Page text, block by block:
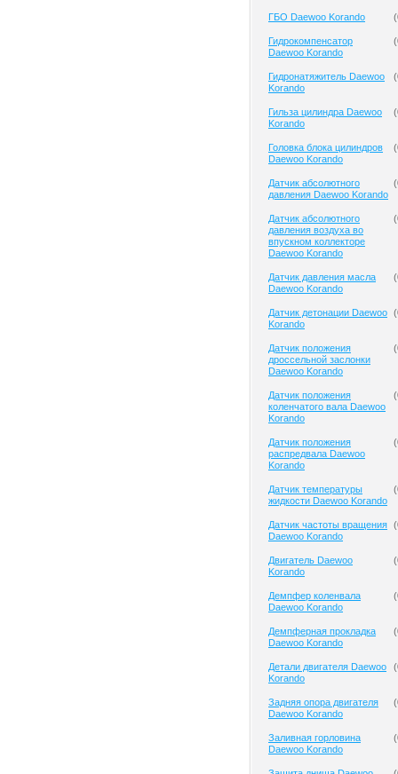
ГБО Daewoo Korando (
Гидрокомпенсатор
Daewoo Korando
(
Гидронатяжитель Daewoo
Korando
(
Гильза цилиндра Daewoo
Korando
(
Головка блока цилиндров
Daewoo Korando
(
Датчик абсолютного
давления Daewoo Korando
(
Датчик абсолютного
давления воздуха во
впускном коллекторе
Daewoo Korando
(
Датчик давления масла
Daewoo Korando
(
Датчик детонации Daewoo
Korando
(
Датчик положения
дроссельной заслонки
Daewoo Korando
(
Датчик положения
коленчатого вала Daewoo
Korando
(
Датчик положения
распредвала Daewoo
Korando
(
Датчик температуры
жидкости Daewoo Korando
(
Датчик частоты вращения
Daewoo Korando
(
Двигатель Daewoo
Korando
(
Демпфер коленвала
Daewoo Korando
(
Демпферная прокладка
Daewoo Korando
(
Детали двигателя Daewoo
Korando
(
Задняя опора двигателя
Daewoo Korando
(
Заливная горловина
Daewoo Korando
(